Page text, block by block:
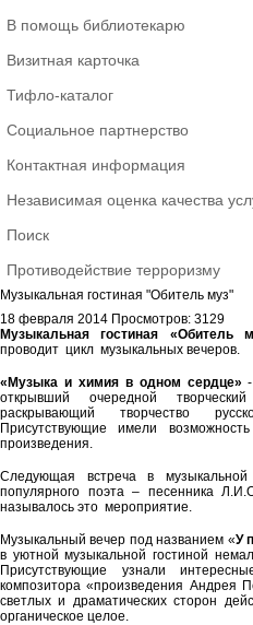
В помощь библиотекарю
Визитная карточка
Тифло-каталог
Социальное партнерство
Контактная информация
Независимая оценка качества
Поиск
Противодействие терроризму
Музыкальная гостиная "Обитель муз"
18 февраля 2014 Просмотров: 3129
Музыкальная гостиная
проводит цикл музыкальных вечеров.
«Музыка и химия в одном сердце»
открывший очередной
раскрывающий творчество
Присутствующие имели
произведения.
Следующая встреча в музыкальной
популярного поэта – песенника
называлось это мероприятие.
Музыкальный вечер под названием «У
в уютной музыкальной гостиной
Присутствующие узнали
композитора «произведения Андрея
светлых и драматических сторон
органическое целое.